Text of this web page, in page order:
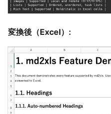
変換後（Excel）: